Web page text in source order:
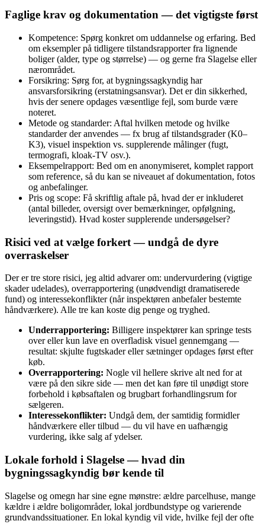
Faglige krav og dokumentation — det vigtigste først
Kompetence: Spørg konkret om uddannelse og erfaring. Bed
om eksempler på tidligere tilstandsrapporter fra lignende
boliger (alder, type og størrelse) — og gerne fra Slagelse eller
nærområdet.
Forsikring: Sørg for, at bygningssagkyndig har
ansvarsforsikring (erstatningsansvar). Det er din sikkerhed,
hvis der senere opdages væsentlige fejl, som burde være
noteret.
Metode og standarder: Aftal hvilken metode og hvilke
standarder der anvendes — fx brug af tilstandsgrader (K0–
K3), visuel inspektion vs. supplerende målinger (fugt,
termografi, kloak-TV osv.).
Eksempelrapport: Bed om en anonymiseret, komplet rapport
som reference, så du kan se niveauet af dokumentation, fotos
og anbefalinger.
Pris og scope: Få skriftlig aftale på, hvad der er inkluderet
(antal billeder, oversigt over bemærkninger, opfølgning,
leveringstid). Hvad koster supplerende undersøgelser?
Risici ved at vælge forkert — undgå de dyre
overraskelser
Der er tre store risici, jeg altid advarer om: undervurdering (vigtige
skader udelades), overrapportering (unødvendigt dramatiserede
fund) og interessekonflikter (når inspektøren anbefaler bestemte
håndværkere). Alle tre kan koste dig penge og tryghed.
Underrapportering: Billigere inspektører kan springe tests
over eller kun lave en overfladisk visuel gennemgang —
resultat: skjulte fugtskader eller sætninger opdages først efter
køb.
Overrapportering: Nogle vil hellere skrive alt ned for at
være på den sikre side — men det kan føre til unødigt store
forbehold i købsaftalen og brugbart forhandlingsrum for
sælgeren.
Interessekonflikter: Undgå dem, der samtidig formidler
håndværkere eller tilbud — du vil have en uafhængig
vurdering, ikke salg af ydelser.
Lokale forhold i Slagelse — hvad din
bygningssagkyndig bør kende til
Slagelse og omegn har sine egne mønstre: ældre parcelhuse, mange
kældre i ældre boligområder, lokal jordbundstype og varierende
grundvandssituationer. En lokal kyndig vil vide, hvilke fejl der ofte